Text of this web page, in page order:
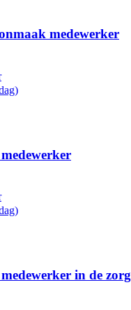
medewerker
in de zorg